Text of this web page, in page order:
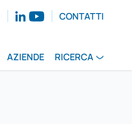
CONTATTI
AZIENDE RICERCA